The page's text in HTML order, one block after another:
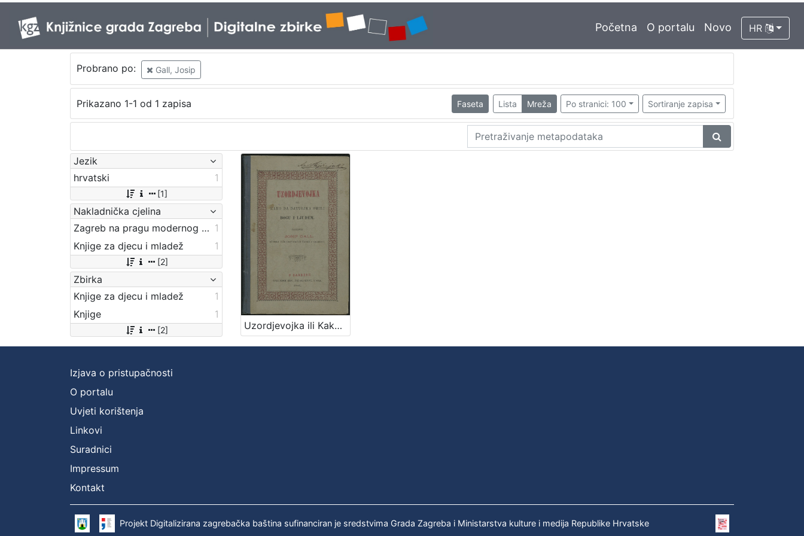
Početna O portalu Novo HR
Probrano po: Gall, Josip
Prikazano 1-1 od 1 zapisa Faseta Lista Mreža Po stranici: 100 Sortiranje zapisa
Jezik
hrvatski
1
[1]
Nakladnička cjelina
Zagreb na pragu modernog doba 1
Knjige za djecu i mladež
1
[2]
Zbirka
Knjige za djecu i mladež
1
Knjige
1
[2] Uzordjevojka ili Kako da djevojka omili Bogu i ljudem / sastavio Josip Gall
Izjava o pristupačnosti
O portalu
Uvjeti korištenja
Linkovi
Suradnici
Impressum
Kontakt
Projekt Digitalizirana zagrebačka baština sufinanciran je sredstvima Grada Zagreba i Ministarstva kulture i medija Republike Hrvatske